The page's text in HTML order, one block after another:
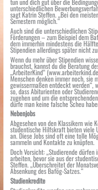
unterschiedlichen
sagt Katrin Steffen. „Bei den
Semestern möglich.“
Auch sind die unterschiedlichen
Förderungen – zum Beispiel dem
dem immerhin mindestens die
Stipendien allerdings später nicht
Wenn du mehr über Stipendien
brauchst, kannst du die Beratung
„ArbeiterKind“
Menschen denken immer noch, sie
gewissermaßen entdeckt werden“,
so, dass Abiturienten oder
zugehen und um die
dürfe man keine falsche Scheu
Nebenjobs
Abgesehen von den Klassikern wie
studentische Hilfskraft bieten viele
an. Diese Jobs sind oft eine tolle
sammeln und Kontakte zu knüpfen.
Doch Vorsicht: „Studierende
arbeiten, bevor sie aus der
Steffen. „Überschreitet der
Absenkung des Bafög-Satzes.“
Studienkredite